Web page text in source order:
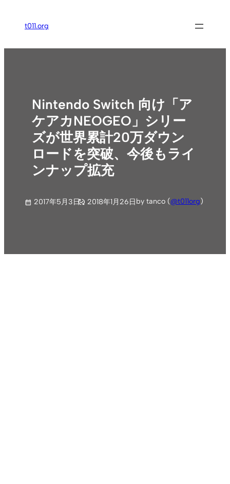
ス
t011.org
Nintendo Switch 向け「ア
ケアカNEOGEO」シリー
ズが世界累計20万ダウン
ロードを突破、今後もライ
ンナップ拡充
2017年5月3日 2018年1月26日by tanco (@t011org)